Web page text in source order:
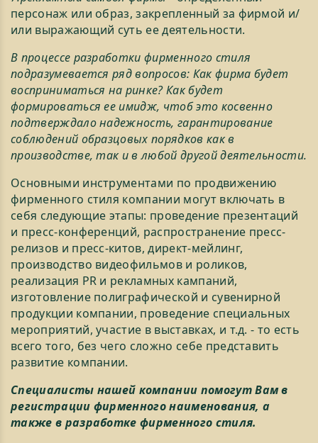
персонаж или образ, закрепленный за фирмой и/
или выражающий суть ее деятельности.
В процессе разработки фирменного стиля
подразумевается ряд вопросов: Как фирма будет
восприниматься на ринке? Как будет
формироваться ее имидж, чтоб это косвенно
подтверждало надежность, гарантирование
соблюдений образцовых порядков как в
производстве, так и в любой другой деятельности.
Основными инструментами по продвижению
фирменного стиля компании могут включать в
себя следующие этапы: проведение презентаций
и пресс-конференций, распространение пресс-
релизов и пресс-китов, директ-мейлинг,
производство видеофильмов и роликов,
реализация PR и рекламных кампаний,
изготовление полиграфической и сувенирной
продукции компании, проведение специальных
мероприятий, участие в выставках, и т.д. - то есть
всего того, без чего сложно себе представить
развитие компании.
Специалисты нашей компании помогут Вам в
регистрации фирменного наименования, а
также в разработке фирменного стиля.